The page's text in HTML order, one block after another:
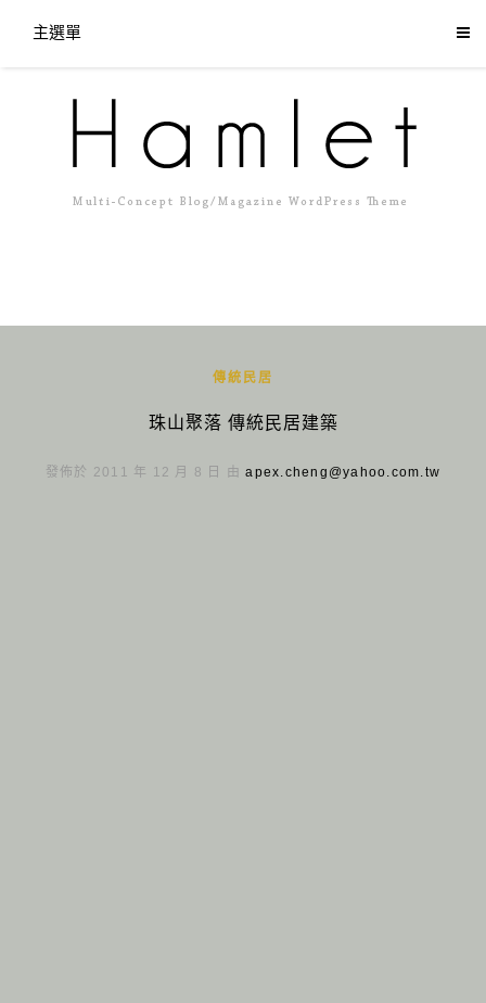
主選單
傳統民居
珠山聚落 傳統民居建築
發佈於 2011 年 12 月 8 日 由apex.cheng@yahoo.com.tw